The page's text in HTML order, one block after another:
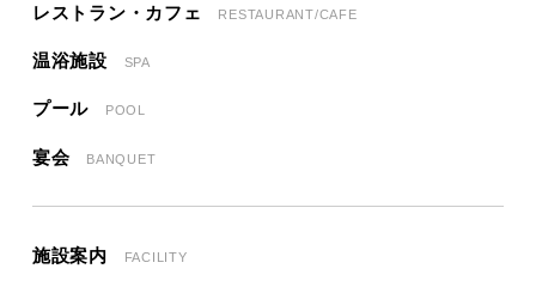
レストラン・カフェ RESTAURANT/CAFE
温浴施設 SPA
プール POOL
宴会 BANQUET
施設案内 FACILITY